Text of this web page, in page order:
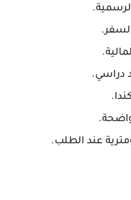
دراسي.
عند الطلب.